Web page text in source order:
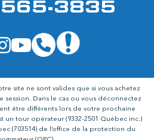
3835
site ne sont valides que si vous achetez
session. Dans le cas ou vous déconnectez
être différents lors de votre prochaine
un tour opérateur (9332-2501 Québec inc.)
(703514) de l’office de la protection du